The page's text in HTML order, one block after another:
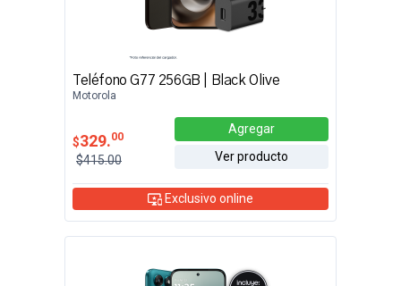
Teléfono G77 256GB | Black Olive
Motorola
$329.00
$415.00
Agregar
Ver producto
Exclusivo online